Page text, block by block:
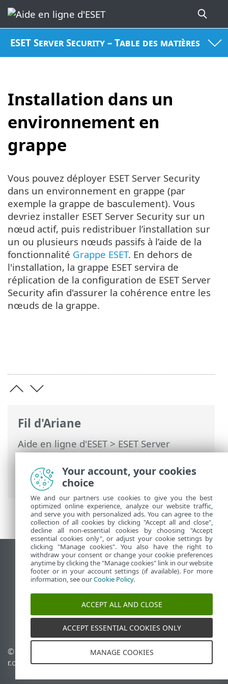
ESET Server Security – Table des matières
Installation dans un
environnement en
grappe
Fil d'Ariane
Aide en ligne d'ESET>ESET Server
Security>Installer / Mettre à niveau>
Installation dans un environnement en
grappe
Vous pouvez déployer ESET Server Security
dans un environnement en grappe (par
exemple la grappe de basculement). Vous
devriez installer ESET Server Security sur un
nœud actif, puis redistribuer l’installation sur
un ou plusieurs nœuds passifs à l’aide de la
fonctionnalité Grappe ESET. En dehors de
l'installation, la grappe ESET servira de
réplication de la configuration de ESET Server
Security afin d'assurer la cohérence entre les
nœuds de la grappe.
Afficher le site pour ordinateur de bureau
End of Life
Base de connaissances ESET
Forum ESET
ESET Status Portal
Assistance régionale
© 1992 - 2025 ESET, spol. s
r.o. - Tous droits réservés.
Gérer les témoins
Politique relative aux
Your account, your cookies
choice
We and our partners use cookies to give you the best
optimized online experience, analyze our website traffic,
and serve you with personalized ads. You can agree to the
collection of all cookies by clicking "Accept all and close",
decline all non-essential cookies by choosing "Accept
essential cookies only", or adjust your cookie settings by
clicking "Manage cookies". You also have the right to
withdraw your consent or change your cookie preferences
anytime by clicking the "Manage cookies" link in our website
footer or in your account settings (if available). For more
information, see ourCookie Policy.
ACCEPT ALL AND CLOSE
ACCEPT ESSENTIAL COOKIES ONLY
MANAGE COOKIES